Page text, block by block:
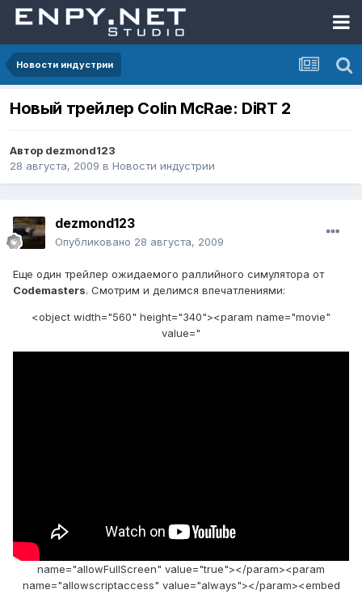
Новости индустрии
Новый трейлер Colin McRae: DiRT 2
Автор dezmond123
28 августа, 2009 в Новости индустрии
dezmond123
Опубликовано 28 августа, 2009
Еще один трейлер ожидаемого раллийного симулятора от
Codemasters. Смотрим и делимся впечатлениями:
<object width="560" height="340"><param name="movie"
value="
name="allowFullScreen" value="true"></param><param
name="allowscriptaccess" value="always"></param><embed